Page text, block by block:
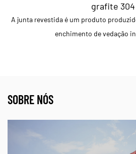
parâmetro:
grafite 304
A junta revestida é um produto
enchimento de vedação
SOBRE NÓS